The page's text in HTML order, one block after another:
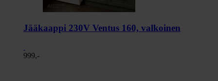
Jääkaappi 230V Ventus 160, valkoinen
999,-